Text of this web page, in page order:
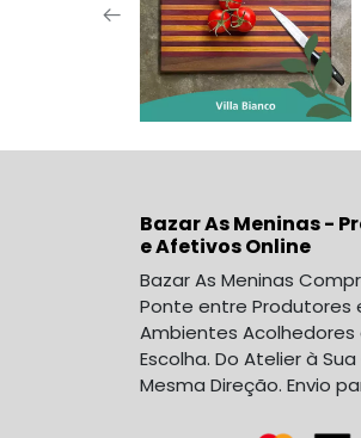
Bazar As Meninas -
e Afetivos Online
Bazar As Meninas
Ponte entre Produtores
Ambientes
Escolha. Do Atelier à
Mesma Direção. Envio